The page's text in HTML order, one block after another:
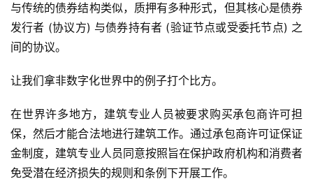
与传统的债券结构类似，质押有多种形式，但其核心是债券
发行者 (协议方) 与债券持有者 (验证节点或受委托节点) 之
间的协议。
让我们拿非数字化世界中的例子打个比方。
在世界许多地方，建筑专业人员被要求购买承包商许可担
保，然后才能合法地进行建筑工作。通过承包商许可证保证
金制度，建筑专业人员同意按照旨在保护政府机构和消费者
免受潜在经济损失的规则和条例下开展工作。